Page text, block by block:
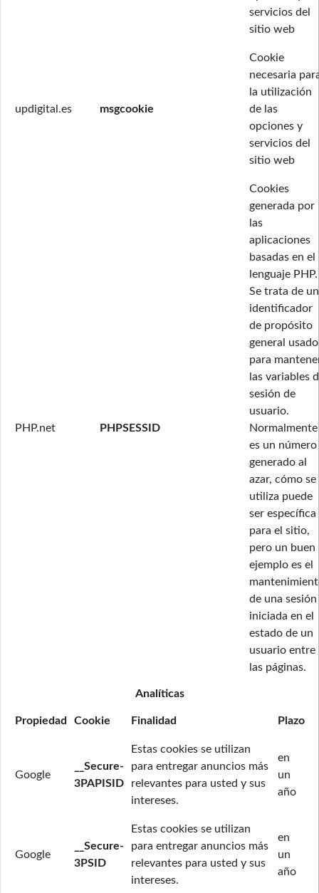
servicios del
sitio web
updigital.es msgcookie
Cookie
necesaria
la utilización
de las
opciones y
servicios del
sitio web
PHP.net PHPSESSID
Cookies
generada por
las
aplicaciones
basadas en el
lenguaje PHP.
Se trata de un
identificador
de propósito
general usado
para
las variables
sesión de
usuario.
Normalmente
es un número
generado al
azar, cómo se
utiliza puede
ser específica
para el sitio,
pero un buen
ejemplo es el
de una sesión
iniciada en el
estado de un
usuario entre
las páginas.
Analíticas
Propiedad Cookie Finalidad Plazo
Google
__Secure-
3PAPISID
Estas cookies se utilizan
para entregar anuncios más
relevantes para usted y sus
intereses.
en
un
año
Google
__Secure-
3PSID
Estas cookies se utilizan
para entregar anuncios más
relevantes para usted y sus
intereses.
en
un
año